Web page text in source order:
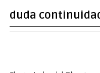
duda